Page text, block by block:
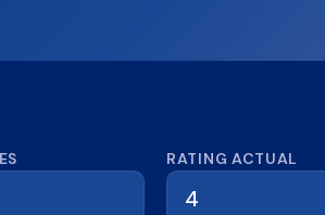
reseñas RATING ACTUAL